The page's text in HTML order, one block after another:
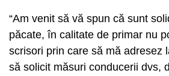
“Am venit să vă spun că sunt
păcate, în calitate de primar nu
scrisori prin care să mă adresez
să solicit măsuri conducerii dvs,